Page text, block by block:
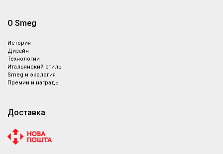
О Smeg
История
Дизайн
Технологии
Итальянский стиль
Smeg и экология
Премии и награды
Доставка